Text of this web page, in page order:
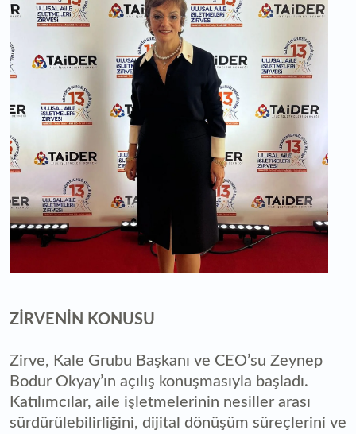
ZİRVENİN KONUSU
Zirve, Kale Grubu Başkanı ve CEO’su Zeynep
Bodur Okyay’ın açılış konuşmasıyla başladı.
Katılımcılar, aile işletmelerinin nesiller arası
sürdürülebilirliğini, dijital dönüşüm süreçlerini ve